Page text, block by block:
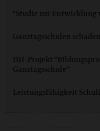
"Studie zur Entwicklung
Ganztagsschulen
DJI-Projekt
Ganztagsschule"
Leistungsfähigkeit